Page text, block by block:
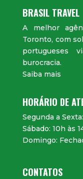
BRASIL TRAVEL
A melhor
Toronto, com
portugueses
burocracia.
Saiba mais
HORÁRIO DE
Segunda a
Sábado: 10h às
Domingo:
CONTATOS